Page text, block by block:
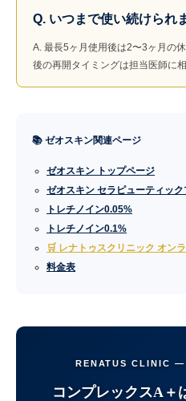
Q. いつまで使い続けられ
A. 最長5ヶ月使用後は2〜3ヶ月の
後の再開タイミングは担当医師に
📚 ゼオスキン関連ページ
ゼオスキン トップページ
ゼオスキン セラピューティック
トレチノイン0.05%
トレチノイン0.1%
🛒 レナトゥスクリニック オン
料金表
RENATUS CLINIC
コンプレックスA＋